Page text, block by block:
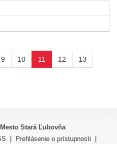
9 10 11 12 13
Mesto Stará Ľubovňa
Prehlásenie o prístupnosti